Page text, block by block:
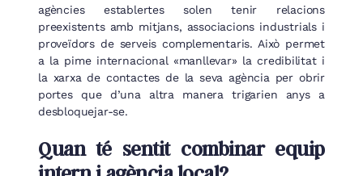
agències establertes solen tenir relacions
preexistents amb mitjans, associacions industrials i
proveïdors de serveis complementaris. Això permet
a la pime internacional «manllevar» la credibilitat i
la xarxa de contactes de la seva agència per obrir
portes que d’una altra manera trigarien anys a
desbloquejar-se.
Quan té sentit combinar equip